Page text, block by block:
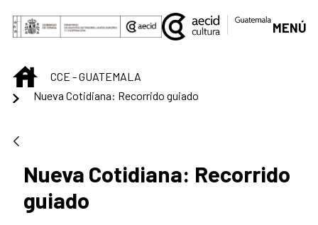
Saut au contenu principal
MENÚ
INICIOCCE - GUATEMALA
Nueva Cotidiana: Recorrido guiado
Nueva Cotidiana: Recorrido
guiado